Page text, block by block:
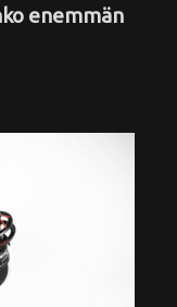
enemmän